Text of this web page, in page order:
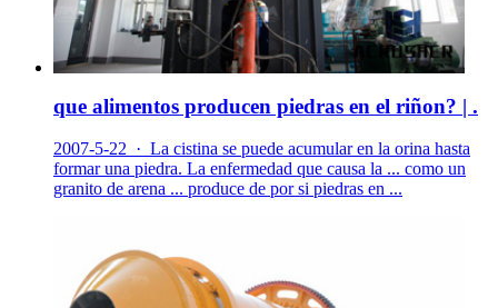
que alimentos producen piedras en el riñon? | .
2007-5-22 · La cistina se puede acumular en la orina hasta
formar una piedra. La enfermedad que causa la ... como un
granito de arena ... produce de por si piedras en ...